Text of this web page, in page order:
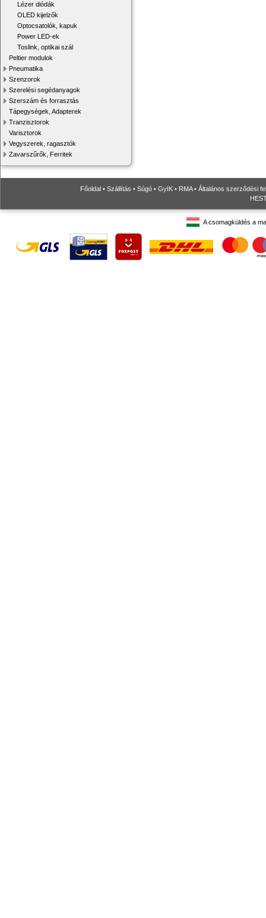
Lézer diódák
OLED kijelzők
Optocsatolók, kapuk
Power LED-ek
Toslink, optikai szál
Peltier modulok
Pneumatika
Szenzorok
Szerelési segédanyagok
Szerszám és forrasztás
Tápegységek, Adapterek
Tranzisztorok
Varisztorok
Vegyszerek, ragasztók
Zavarszűrők, Ferritek
Főoldal • Szállítás • Súgó • GyIK • RMA• Általános szerződési
A csomagküldés a